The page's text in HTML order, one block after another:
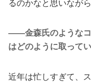
るのかなと思いなが
――金森氏のようなコ
はどのように取って
近年は忙しすぎて、